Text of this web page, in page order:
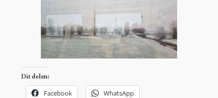
Dit delen:
Facebook WhatsApp